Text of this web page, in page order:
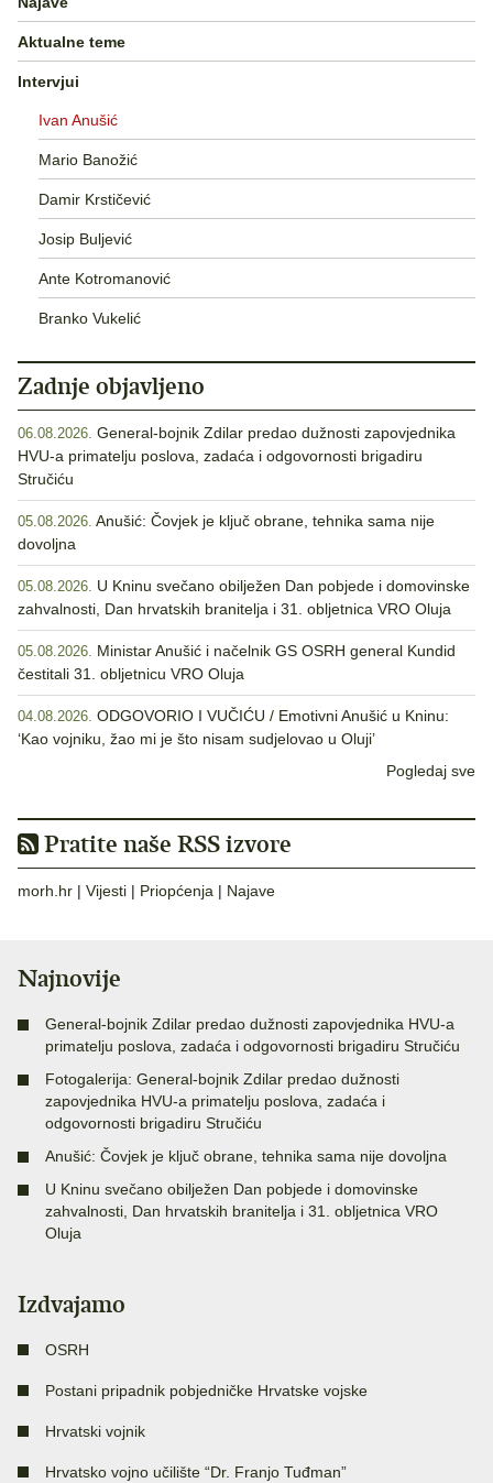
Aktualne teme
Intervjui
Ivan Anušić
Mario Banožić
Damir Krstičević
Josip Buljević
Ante Kotromanović
Branko Vukelić
Zadnje objavljeno
06.08.2026. General-bojnik Zdilar predao dužnosti zapovjednika
HVU-a primatelju poslova, zadaća i odgovornosti brigadiru
Stručiću
05.08.2026. Anušić: Čovjek je ključ obrane, tehnika sama nije
dovoljna
05.08.2026. U Kninu svečano obilježen Dan pobjede i domovinske
zahvalnosti, Dan hrvatskih branitelja i 31. obljetnica VRO Oluja
05.08.2026. Ministar Anušić i načelnik GS OSRH general Kundid
čestitali 31. obljetnicu VRO Oluja
04.08.2026. ODGOVORIO I VUČIĆU / Emotivni Anušić u Kninu:
‘Kao vojniku, žao mi je što nisam sudjelovao u Oluji’
Pogledaj sve
Pratite naše RSS izvore
morh.hr | Vijesti | Priopćenja | Najave
Najnovije
General-bojnik Zdilar predao dužnosti zapovjednika HVU-a
primatelju poslova, zadaća i odgovornosti brigadiru Stručiću
Fotogalerija: General-bojnik Zdilar predao dužnosti
zapovjednika HVU-a primatelju poslova, zadaća i
odgovornosti brigadiru Stručiću
Anušić: Čovjek je ključ obrane, tehnika sama nije dovoljna
U Kninu svečano obilježen Dan pobjede i domovinske
zahvalnosti, Dan hrvatskih branitelja i 31. obljetnica VRO
Oluja
Izdvajamo
OSRH
Postani pripadnik pobjedničke Hrvatske vojske
Hrvatski vojnik
Hrvatsko vojno učilište “Dr. Franjo Tuđman”